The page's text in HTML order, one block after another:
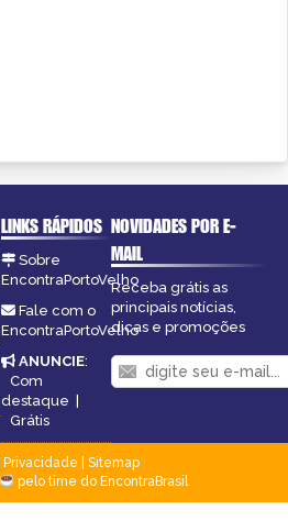
LINKS RÁPIDOS
Sobre
EncontraPortoVelho
Fale com o
EncontraPortoVelho
ANUNCIE:
Com
destaque
Grátis
NOVIDADES POR E-
MAIL
Receba grátis as
principais notícias,
dicas e promoções
Privacidade
Sitemap
pelo time do EncontraBrasil